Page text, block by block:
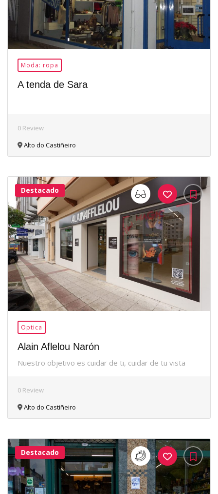
Moda: ropa
A tenda de Sara
0 Review
Alto do Castiñeiro
34Me
Gusta
Destacado
Optica
Alain Aflelou Narón
Nuestro objetivo es cuidar de ti, cuidar de tu vista
0 Review
Alto do Castiñeiro
38Me
Gusta
Destacado